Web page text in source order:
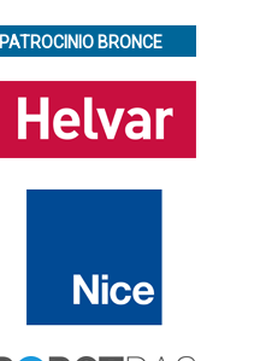
PATROCINIO BRONCE